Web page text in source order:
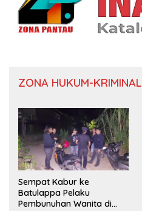
ZONA HUKUM-KRIMINAL
Sempat Kabur ke
Batulappa Pelaku
Pembunuhan Wanita di